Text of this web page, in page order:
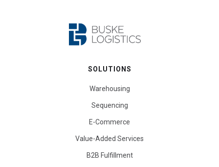
SOLUTIONS
Warehousing
Sequencing
E-Commerce
Value-Added Services
B2B Fulfillment